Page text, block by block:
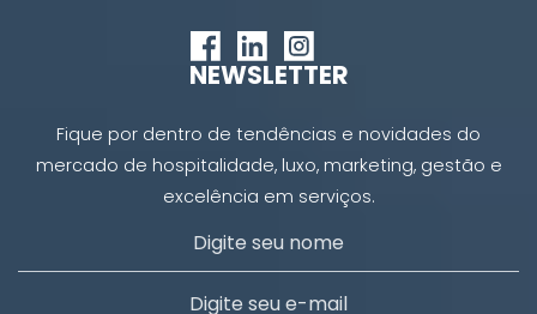
NEWSLETTER
Fique por dentro de tendências e novidades do
mercado de hospitalidade, luxo, marketing, gestão e
excelência em serviços.